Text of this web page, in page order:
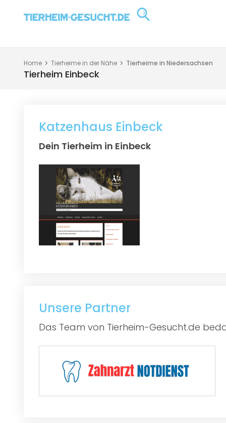
Home Tierheime in der Nähe Tierheime in Niedersachsen
Tierheim Einbeck
Katzenhaus Einbeck
Dein Tierheim in Einbeck
Unsere Partner
Das Team von Tierheim-Gesucht.de